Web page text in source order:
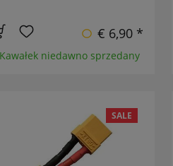
€ 6,90 *
niedawno sprzedany
SALE